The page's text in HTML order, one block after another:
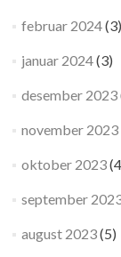
februar 2024(3)
januar 2024(3)
desember 2023
november 2023
oktober 2023
september
august 2023(5)